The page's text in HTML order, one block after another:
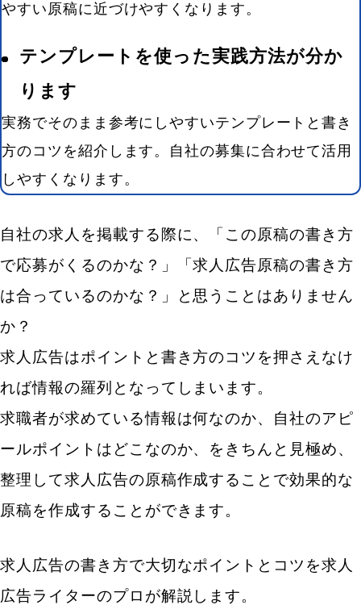
やすい原稿に近づけやすくなります。
テンプレートを使った実践方法が分か
ります
実務でそのまま参考にしやすいテンプレートと書き
方のコツを紹介します。自社の募集に合わせて活用
しやすくなります。
自社の求人を掲載する際に、「この原稿の書き方
で応募がくるのかな？」「求人広告原稿の書き方
は合っているのかな？」と思うことはありません
か？
求人広告はポイントと書き方のコツを押さえなけ
れば情報の羅列となってしまいます。
求職者が求めている情報は何なのか、自社のアピ
ールポイントはどこなのか、をきちんと見極め、
整理して求人広告の原稿作成することで効果的な
原稿を作成することができます。
求人広告の書き方で大切なポイントとコツを求人
広告ライターのプロが解説します。